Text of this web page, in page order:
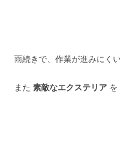
雨続きで、作業が進みにく
また 素敵なエクステリア を